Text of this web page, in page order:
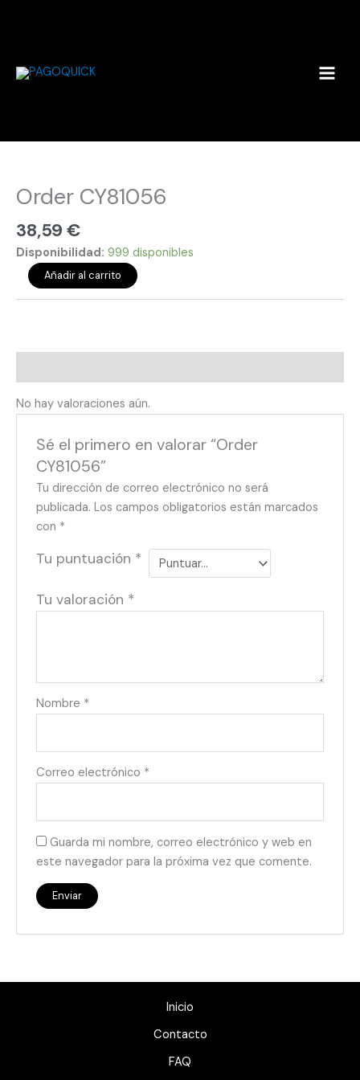
Order CY81056
38,59 €
Disponibilidad: 999 disponibles
cantidad
Añadir al carrito
No hay valoraciones aún.
Sé el primero en valorar “Order
CY81056”
Tu dirección de correo electrónico no será
publicada. Los campos obligatorios están marcados
con *
Tu puntuación *
Tu valoración *
Nombre *
Correo electrónico *
Guarda mi nombre, correo electrónico y web en
este navegador para la próxima vez que comente.
Inicio
Contacto
FAQ